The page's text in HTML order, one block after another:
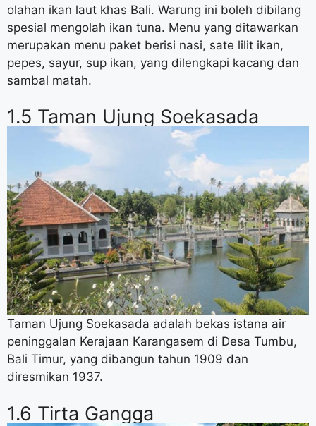
olahan ikan laut khas Bali. Warung ini boleh dibilang
spesial mengolah ikan tuna. Menu yang ditawarkan
merupakan menu paket berisi nasi, sate lilit ikan,
pepes, sayur, sup ikan, yang dilengkapi kacang dan
sambal matah.
1.5 Taman Ujung Soekasada
Taman Ujung Soekasada adalah bekas istana air
peninggalan Kerajaan Karangasem di Desa Tumbu,
Bali Timur, yang dibangun tahun 1909 dan
diresmikan 1937.
1.6 Tirta Gangga